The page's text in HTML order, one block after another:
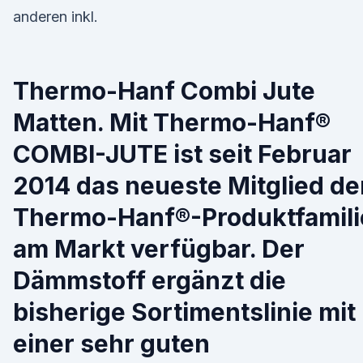
anderen inkl.
Thermo-Hanf Combi Jute
Matten. Mit Thermo-Hanf®
COMBI-JUTE ist seit Februar
2014 das neueste Mitglied
Thermo-Hanf®-
am Markt verfügbar. Der
Dämmstoff ergänzt die
bisherige Sortimentslinie mit
einer sehr guten